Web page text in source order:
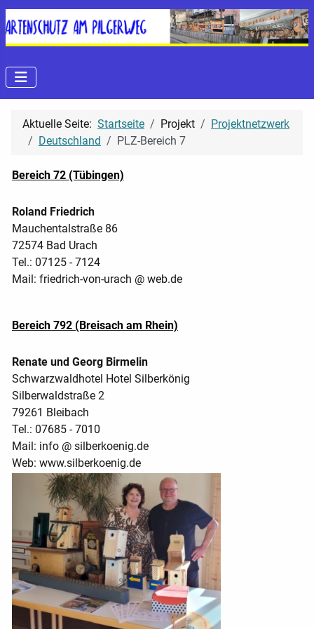
Aktuelle Seite: Startseite Projekt
Projektnetzwerk
Deutschland
PLZ-Bereich 7
Bereich 72 (Tübingen)
Roland Friedrich
Mauchentalstraße 86
72574 Bad Urach
Tel.: 07125 - 7124
Mail: friedrich-von-urach @ web.de
Bereich 792 (Breisach am Rhein)
Renate und Georg Birmelin
Schwarzwaldhotel Hotel Silberkönig
Silberwaldstraße 2
79261 Bleibach
Tel.: 07685 - 7010
Mail: info @ silberkoenig.de
Web: www.silberkoenig.de